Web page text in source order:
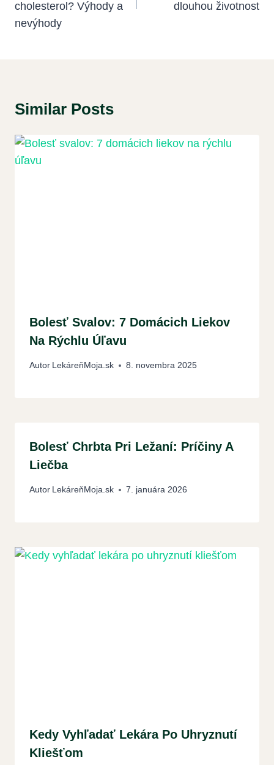
cholesterol? Výhody a
nevýhody
dlouhou životnost
Similar Posts
Bolesť Svalov: 7 Domácich Liekov
Na Rýchlu Úľavu
Autor LekáreňMoja.sk 8. novembra 2025
Bolesť Chrbta Pri Ležaní: Príčiny A
Liečba
Autor LekáreňMoja.sk 7. januára 2026
Kedy Vyhľadať Lekára Po Uhryznutí
Kliešťom